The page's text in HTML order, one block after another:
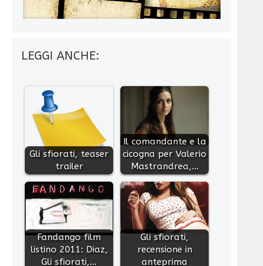
LEGGI ANCHE:
Gli sfiorati, teaser
trailer
Il comandante e la
cicogna per Valerio
Mastrandrea,…
Fandango film
listino 2011: Diaz,
Gli sfiorati,…
Gli sfiorati,
recensione in
anteprima